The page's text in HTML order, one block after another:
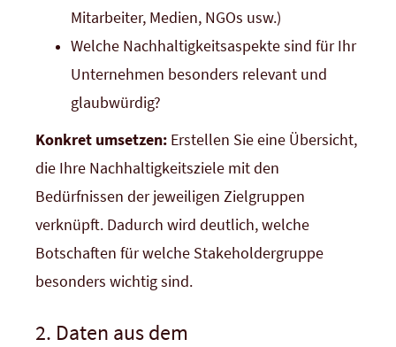
Mitarbeiter, Medien, NGOs usw.)
Welche Nachhaltigkeitsaspekte sind für Ihr
Unternehmen besonders relevant und
glaubwürdig?
Konkret umsetzen: Erstellen Sie eine Übersicht,
die Ihre Nachhaltigkeitsziele mit den
Bedürfnissen der jeweiligen Zielgruppen
verknüpft. Dadurch wird deutlich, welche
Botschaften für welche Stakeholdergruppe
besonders wichtig sind.
2. Daten aus dem